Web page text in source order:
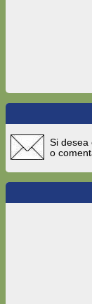
Si desea
o